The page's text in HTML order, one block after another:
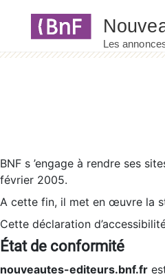
BNF s ’engage à rendre ses
février 2005.
A cette fin, il met en œuvre la
Cette déclaration
État de conformité
nouveautes-editeurs.bnf.fr